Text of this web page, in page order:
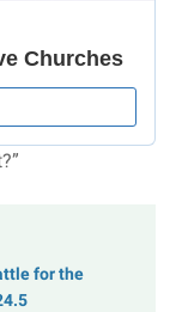
for the